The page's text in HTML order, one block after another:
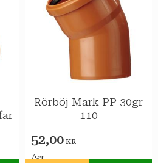
Rörböj Mark PP 30gr
110
52,00 KR
/ST